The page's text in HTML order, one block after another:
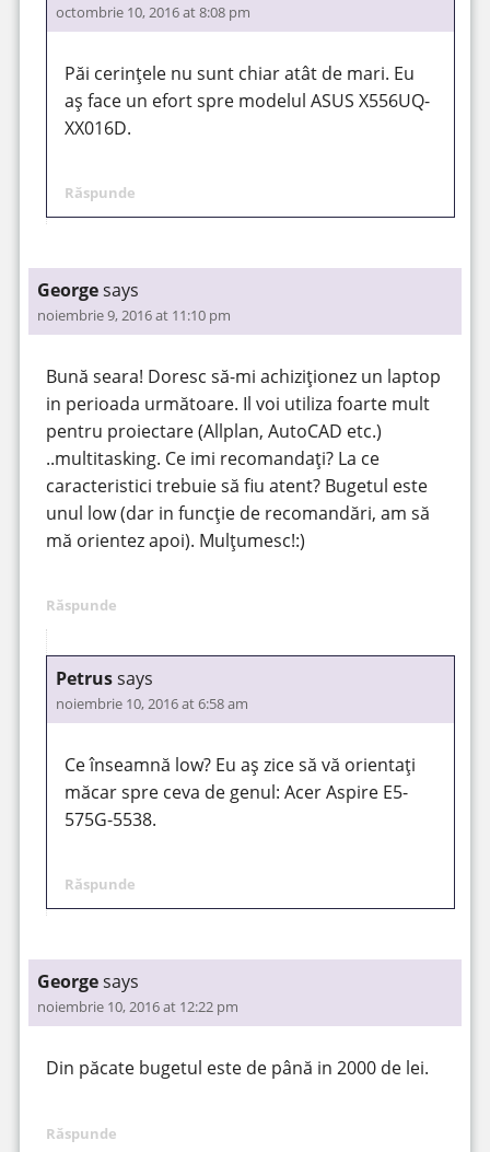
octombrie 10, 2016 at 8:08 pm
Păi cerințele nu sunt chiar atât de mari. Eu
aș face un efort spre modelul ASUS X556UQ-
XX016D.
Răspunde
Georgesays
noiembrie 9, 2016 at 11:10 pm
Bună seara! Doresc să-mi achiziționez un laptop
in perioada următoare. Il voi utiliza foarte mult
pentru proiectare (Allplan, AutoCAD etc.)
..multitasking. Ce imi recomandați? La ce
caracteristici trebuie să fiu atent? Bugetul este
unul low (dar in funcție de recomandări, am să
mă orientez apoi). Mulțumesc!:)
Răspunde
Petrussays
noiembrie 10, 2016 at 6:58 am
Ce înseamnă low? Eu aș zice să vă orientați
măcar spre ceva de genul: Acer Aspire E5-
575G-5538.
Răspunde
Georgesays
noiembrie 10, 2016 at 12:22 pm
Din păcate bugetul este de până in 2000 de lei.
Răspunde